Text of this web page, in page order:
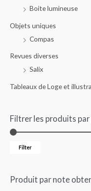
Boite lumineuse
Objets uniques
Compas
Revues diverses
Salix
Tableaux de Loge et
Filtrer les produits par
Filter
Produit par note